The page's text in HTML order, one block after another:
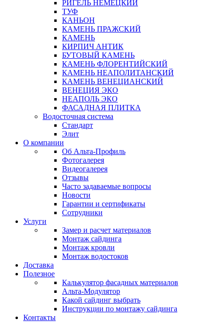
РИГЕЛЬ НЕМЕЦКИЙ
ТУФ
КАНЬОН
КАМЕНЬ ПРАЖСКИЙ
КАМЕНЬ
КИРПИЧ АНТИК
БУТОВЫЙ КАМЕНЬ
КАМЕНЬ ФЛОРЕНТИЙСКИЙ
КАМЕНЬ НЕАПОЛИТАНСКИЙ
КАМЕНЬ ВЕНЕЦИАНСКИЙ
ВЕНЕЦИЯ ЭКО
НЕАПОЛЬ ЭКО
ФАСАДНАЯ ПЛИТКА
Водосточная система
Стандарт
Элит
О компании
Об Альта-Профиль
Фотогалерея
Видеогалерея
Отзывы
Часто задаваемые вопросы
Новости
Гарантии и сертификаты
Сотрудники
Услуги
Замер и расчет материалов
Монтаж сайдинга
Монтаж кровли
Монтаж водостоков
Доставка
Полезное
Калькулятор фасадных материалов
Альта-Модулятор
Какой сайдинг выбрать
Инструкции по монтажу сайдинга
Контакты